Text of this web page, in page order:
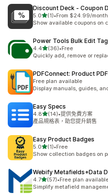
Discount Deck ‑ Coupon
5.0滿分 5 顆星
(1)
共有 1 則評價
•From $24.99/month
Show available coupons on
Power Tools Bulk Edit
4.4滿分 5 顆星
(36)
共有 36 則評價
•Free
Quickly add, remove or
PDFConnect: Product
Free plan available
Display manuals, guides,
Easy Specs
4.8滿分 5 顆星
(14)
共有 14 則評價
•提供免費方案
產品規格表，助您提升銷售
Easy Product Badges
5.0滿分 5 顆星
(1)
共有 1 則評價
•Free
Show collection badges on
Webify Metafields+Data
4.7滿分 5 顆星
(57)
共有 57 則評價
•Free plan
Simplify metafield